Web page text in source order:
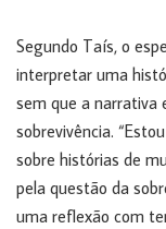
Segundo Taís, o
interpretar uma
sem que a narrativa
sobrevivência.
sobre histórias de
pela questão da
uma reflexão com